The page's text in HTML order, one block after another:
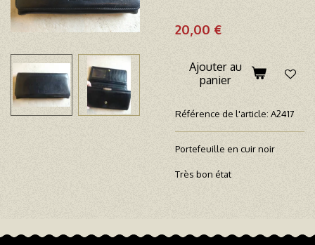
20,00 €
Ajouter au
panier
Référence de l'article: A2417
Portefeuille en cuir noir
Très bon état